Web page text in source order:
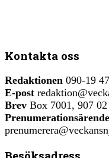
Kontakta oss
Redaktionen 090-19
E-post
Brev Box 7001, 907 02